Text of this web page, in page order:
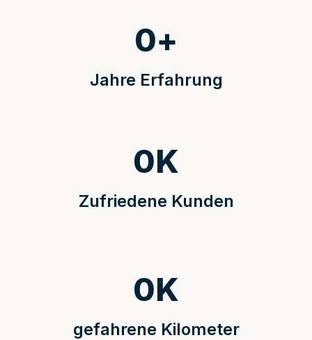
Jahre Erfahrung
0+
Zufriedene Kunden
0K
gefahrene Kilometer
0K